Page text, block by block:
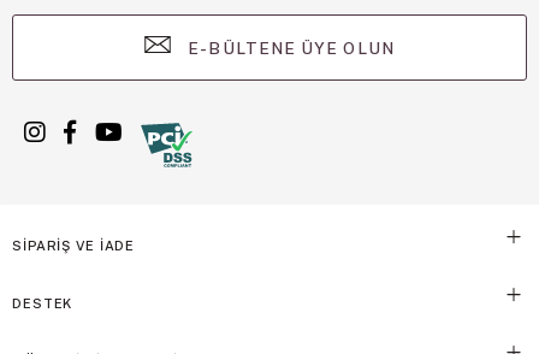
E-BÜLTENE ÜYE OLUN
SİPARİŞ VE İADE
DESTEK